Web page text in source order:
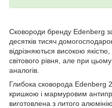
Сковороди бренду Edenberg
десятків тисяч
відрізняються високою
світового рівня, але при
аналогів.
Глибока сковорода Edenberg
кришкою і мармуровим
виготовлена з литого